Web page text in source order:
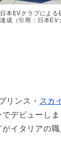
日本EVクラブによる
達成（引用：日本EV
リンス・ スカ
デビューし
イタリアの